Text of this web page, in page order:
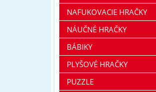
NAFUKOVACIE HRAČKY
NÁUČNÉ HRAČKY
BÁBIKY
PLYŠOVÉ HRAČKY
PUZZLE